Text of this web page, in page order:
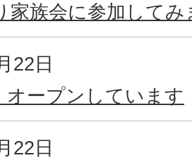
家族会に参加してみ
22日
オープンしています
22日